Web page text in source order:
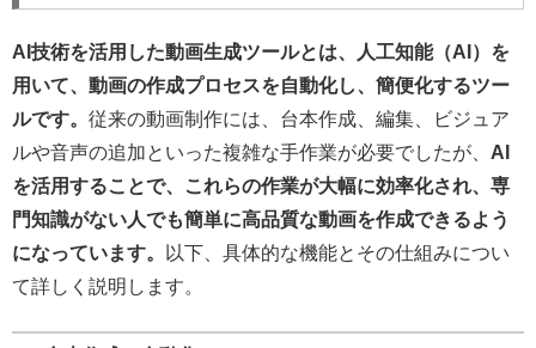
AI技術を活用した動画生成ツールとは、人工知能（AI）を
用いて、動画の作成プロセスを自動化し、簡便化するツー
ルです。 従来の動画制作には、台本作成、編集、ビジュア
ルや音声の追加といった複雑な手作業が必要でしたが、 AI
を活用することで、これらの作業が大幅に効率化され、専
門知識がない人でも簡単に高品質な動画を作成できるよう
になっています。
以下、具体的な機能とその仕組みについ
て詳しく説明します。